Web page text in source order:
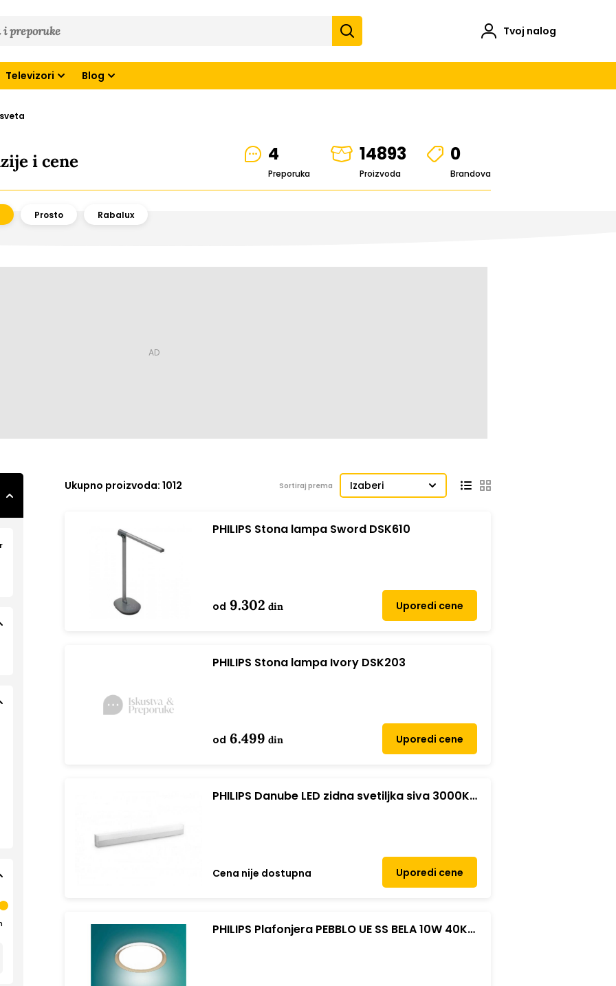
Tvoj nalog
Televizori Blog
i cene 4
Preporuka
14893
Proizvoda
0
Brandova
Prosto Rabalux
Ukupno proizvoda: 1012 Sortiraj prema Izaberi
PHILIPS Stona lampa Sword DSK610
od 9.302 din Uporedi cene
PHILIPS Stona lampa Ivory DSK203
od 6.499 din Uporedi cene
PHILIPS Danube LED zidna svetiljka siva 3000K
Cena nije dostupna Uporedi cene
PHILIPS Plafonjera PEBBLO UE SS BELA 10W 40K